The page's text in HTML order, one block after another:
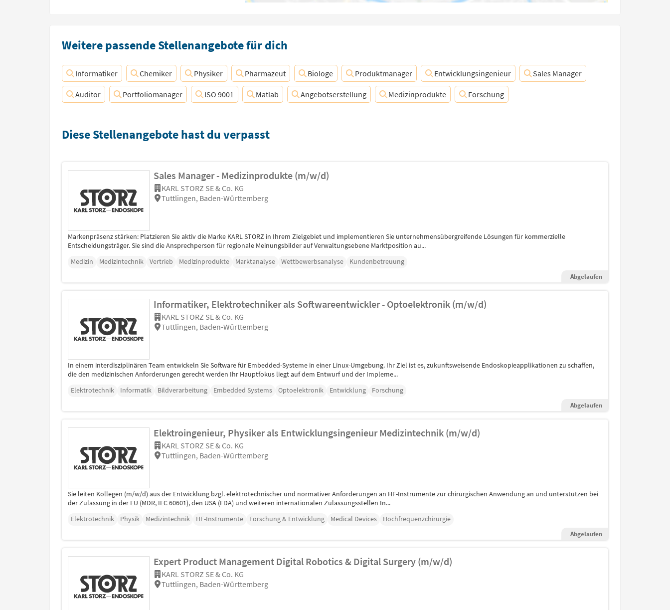
Weitere passende Stellenangebote für dich
Informatiker Chemiker Physiker Pharmazeut Biologe Produktmanager Entwicklungsingenieur Sales Manager
Auditor Portfoliomanager ISO 9001 Matlab Angebotserstellung Medizinprodukte Forschung
Diese Stellenangebote hast du verpasst
Sales Manager - Medizinprodukte (m/w/d)
KARL STORZ SE & Co. KG
Tuttlingen, Baden-Württemberg
Markenpräsenz stärken: Platzieren Sie aktiv die Marke KARL STORZ in Ihrem Zielgebiet und implementieren Sie unternehmensübergreifende Lösungen für kommerzielle
Entscheidungsträger. Sie sind die Ansprechperson für regionale Meinungsbilder auf Verwaltungsebene Marktposition au...
Medizin
Medizintechnik Vertrieb Medizinprodukte Marktanalyse Wettbewerbsanalyse Kundenbetreuung
Abgelaufen
Informatiker, Elektrotechniker als Softwareentwickler - Optoelektronik (m/w/d)
KARL STORZ SE & Co. KG
Tuttlingen, Baden-Württemberg
In einem interdisziplinären Team entwickeln Sie Software für Embedded-Systeme in einer Linux-Umgebung. Ihr Ziel ist es, zukunftsweisende Endoskopieapplikationen zu schaffen,
die den medizinischen Anforderungen gerecht werden Ihr Hauptfokus liegt auf dem Entwurf und der Impleme...
Elektrotechnik
Informatik Bildverarbeitung Embedded Systems Optoelektronik Entwicklung Forschung
Abgelaufen
Elektroingenieur, Physiker als Entwicklungsingenieur Medizintechnik (m/w/d)
KARL STORZ SE & Co. KG
Tuttlingen, Baden-Württemberg
Sie leiten Kollegen (m/w/d) aus der Entwicklung bzgl. elektrotechnischer und normativer Anforderungen an HF-Instrumente zur chirurgischen Anwendung an und unterstützen bei
der Zulassung in der EU (MDR, IEC 60601), den USA (FDA) und weiteren internationalen Zulassungsstellen In...
Elektrotechnik
Physik Medizintechnik HF-Instrumente Forschung & Entwicklung Medical Devices Hochfrequenzchirurgie
Abgelaufen
Expert Product Management Digital Robotics & Digital Surgery (m/w/d)
KARL STORZ SE & Co. KG
Tuttlingen, Baden-Württemberg